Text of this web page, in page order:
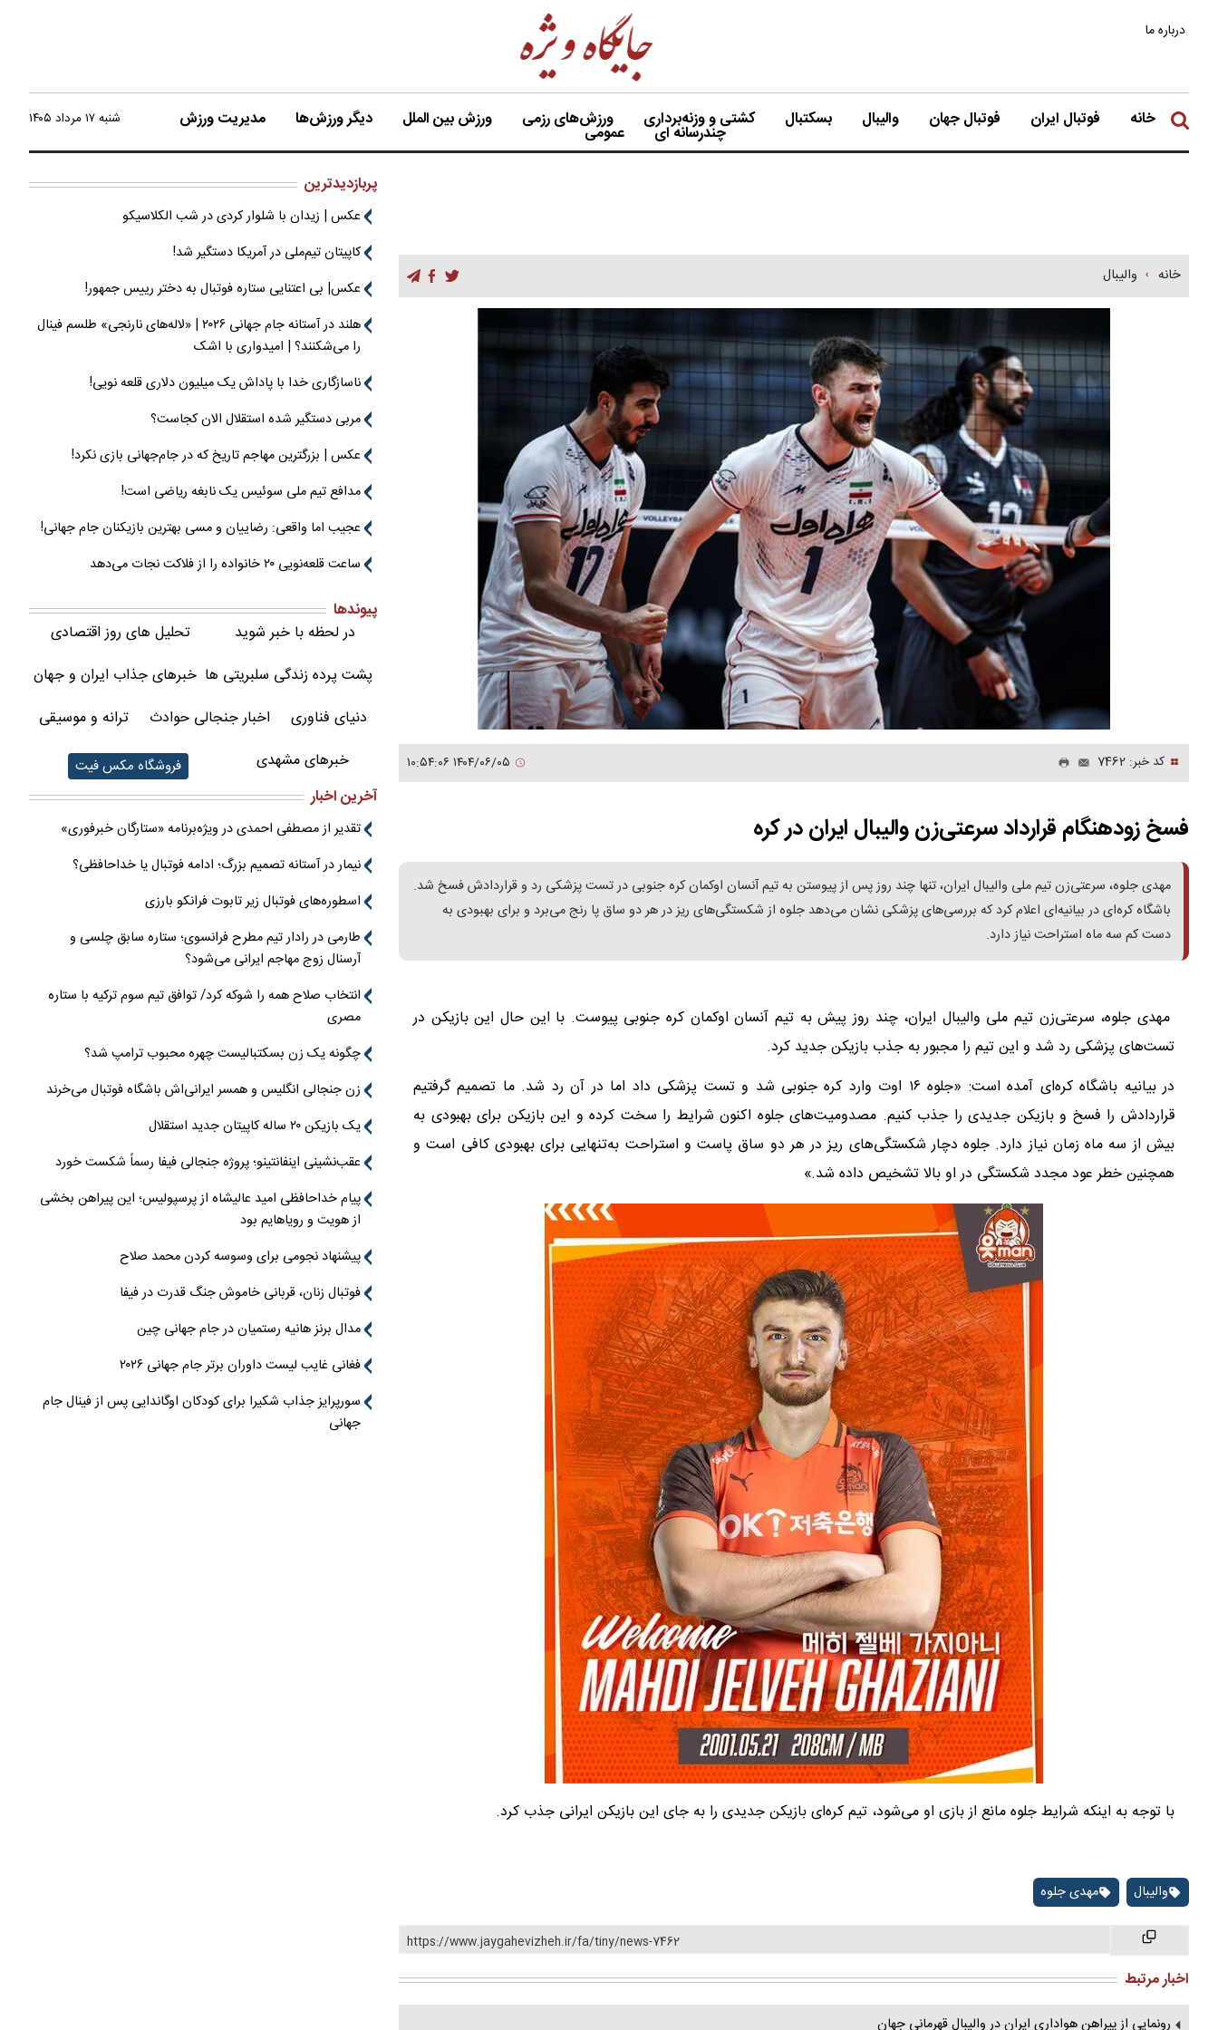
درباره ما
خانه فوتبال ایران فوتبال جهان والیبال بسکتبال کشتی و وزنه‌برداری ورزش‌های رزمی ورزش بین الملل دیگر ورزش‌ها مدیریت ورزش
چندرسانه ای عمومی
شنبه ۱۷ مرداد ۱۴۰۵
خانه والیبال
کد خبر: 7462
فسخ‌ زودهنگام قرارداد سرعتی‌زن والیبال ایران در کره
مهدی جلوه، سرعتی‌زن تیم ملی والیبال ایران، تنها چند روز پس از پیوستن به تیم آنسان اوکمان کره جنوبی در تست پزشکی رد و قراردادش فسخ شد.
باشگاه کره‌ای در بیانیه‌ای اعلام کرد که بررسی‌های پزشکی نشان می‌دهد جلوه از شکستگی‌های ریز در هر دو ساق پا رنج می‌برد و برای بهبودی به
دست کم سه ماه استراحت نیاز دارد.
مهدی جلوه، سرعتی‌زن تیم ملی والیبال ایران، چند روز پیش به تیم آنسان اوکمان کره‌ جنوبی پیوست. با این حال این بازیکن در
تست‌های پزشکی رد شد و این تیم را مجبور به جذب بازیکن جدید کرد.
در بیانیه باشگاه کره‌ای آمده است: «جلوه ۱۶ اوت وارد کره جنوبی شد و تست پزشکی داد اما در آن رد شد. ما تصمیم گرفتیم
قراردادش را فسخ و بازیکن جدیدی را جذب کنیم. مصدومیت‌های جلوه اکنون شرایط را سخت کرده و این بازیکن برای بهبودی به
بیش از سه ماه زمان نیاز دارد. جلوه دچار شکستگی‌های ریز در هر دو ساق پاست و استراحت به‌تنهایی برای بهبودی کافی است و
همچنین خطر عود مجدد شکستگی در او بالا تشخیص داده شد.»
با توجه به اینکه شرایط جلوه مانع از بازی او می‌شود، تیم کره‌ای بازیکن جدیدی را به جای این بازیکن ایرانی جذب کرد.
والیبال مهدی جلوه
https://www.jaygahevizheh.ir/fa/tiny/news-7462
اخبار مرتبط
رونمایی از پیراهن هواداری ایران در والیبال قهرمانی جهان
پربازدیدترین
عکس | زیدان با شلوار کردی در شب الکلاسیکو
کاپیتان تیم‌ملی در آمریکا دستگیر شد!
عکس| بی اعتنایی ستاره فوتبال به دختر رییس جمهور!
هلند در آستانه جام جهانی ۲۰۲۶ | «لاله‌های نارنجی» طلسم فینال
را می‌شکنند؟ | امیدواری با اشک
ناسازگاری خدا با پاداش یک میلیون دلاری قلعه نویی!
مربی دستگیر شده استقلال الان کجاست؟
عکس | بزرگترین مهاجم تاریخ که در جام‌جهانی بازی نکرد!
مدافع تیم ملی سوئیس یک نابغه ریاضی است!
عجیب اما واقعی: رضاییان و مسی بهترین بازیکنان جام جهانی!
ساعت قلعه‌نویی ۲۰ خانواده را از فلاکت نجات می‌دهد
پیوندها
در لحظه با خبر شوید
تحلیل های روز اقتصادی
پشت پرده زندگی سلبریتی ها خبرهای جذاب ایران و جهان
دنیای فناوری
اخبار جنجالی حوادث
ترانه و موسیقی
خبرهای مشهدی
فروشگاه مکس فیت
آخرین اخبار
تقدیر از مصطفی احمدی در ویژه‌برنامه «ستارگان خبرفوری»
نیمار در آستانه تصمیم بزرگ؛ ادامه فوتبال یا خداحافظی؟
اسطوره‌های فوتبال زیر تابوت فرانکو بارزی
طارمی در رادار تیم مطرح فرانسوی؛ ستاره سابق چلسی و
آرسنال زوج مهاجم ایرانی می‌شود؟
انتخاب صلاح همه را شوکه کرد/ توافق تیم سوم ترکیه با ستاره
مصری
چگونه یک زن بسکتبالیست چهره محبوب ترامپ شد؟
زن جنجالی انگلیس و همسر ایرانی‌اش باشگاه فوتبال می‌خرند
یک بازیکن ۲۰ ساله کاپیتان جدید استقلال
عقب‌نشینی اینفانتینو؛ پروژه جنجالی فیفا رسماً شکست خورد
پیام خداحافظی امید عالیشاه از پرسپولیس؛ این پیراهن بخشی
از هویت و رویاهایم بود
پیشنهاد نجومی برای وسوسه کردن محمد صلاح
فوتبال زنان، قربانی خاموش جنگ قدرت در فیفا
مدال برنز هانیه رستمیان در جام جهانی چین
فغانی غایب لیست داوران برتر جام جهانی ۲۰۲۶
سورپرایز جذاب شکیرا برای کودکان اوگاندایی پس از فینال جام
جهانی